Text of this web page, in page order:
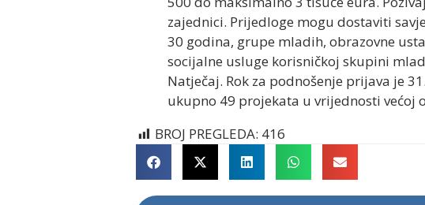
zajednici. Prijedloge mogu dostaviti
30 godina, grupe mladih, obrazovne
socijalne usluge korisničkoj skupini
Natječaj. Rok za podnošenje prijava je
ukupno 49 projekata u vrijednosti većoj
BROJ PREGLEDA: 416